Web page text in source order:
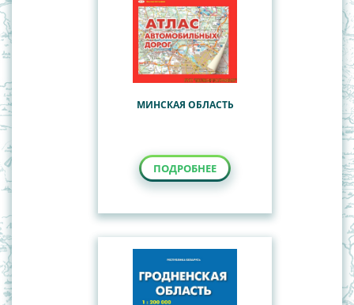
МИНСКАЯ ОБЛАСТЬ
ПОДРОБНЕЕ